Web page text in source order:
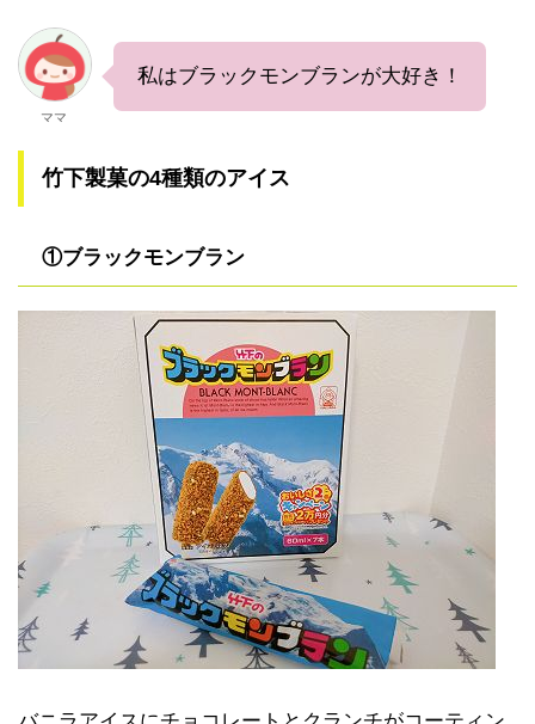
ママ
私はブラックモンブランが大好き！
竹下製菓の4種類のアイス
①ブラックモンブラン